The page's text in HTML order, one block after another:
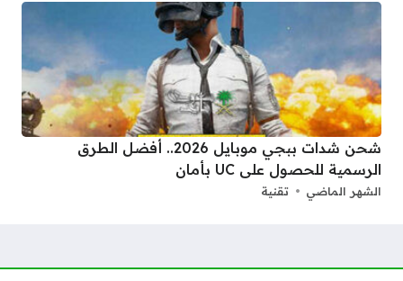
شحن شدات ببجي موبايل 2026.. أفضل الطرق
الرسمية للحصول على UC بأمان
الشهر الماضي تقنية